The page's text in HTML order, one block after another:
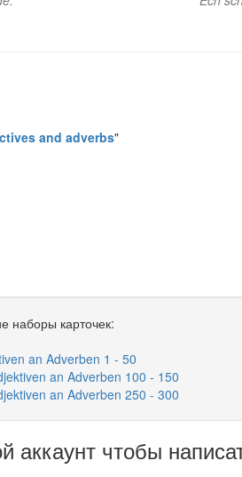
and adverbs"
наборы карточек:
an Adverben 1 - 50
an Adverben 100 - 150
an Adverben 250 - 300
аккаунт чтобы